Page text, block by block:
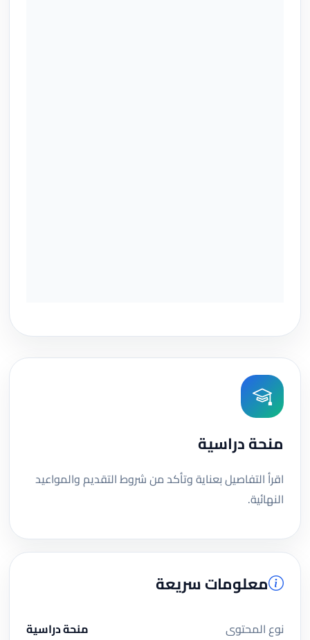
منحة دراسية
اقرأ التفاصيل بعناية وتأكد من شروط التقديم والمواعيد
النهائية.
معلومات سريعة
نوع المحتوى
منحة دراسية